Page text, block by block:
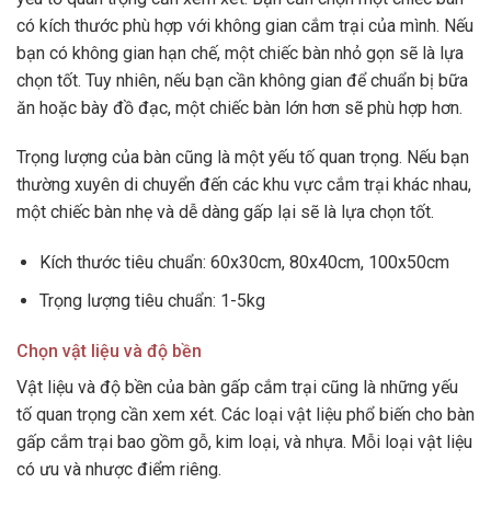
có kích thước phù hợp với không gian cắm trại của mình. Nếu
bạn có không gian hạn chế, một chiếc bàn nhỏ gọn sẽ là lựa
chọn tốt. Tuy nhiên, nếu bạn cần không gian để chuẩn bị bữa
ăn hoặc bày đồ đạc, một chiếc bàn lớn hơn sẽ phù hợp hơn.
Trọng lượng của bàn cũng là một yếu tố quan trọng. Nếu bạn
thường xuyên di chuyển đến các khu vực cắm trại khác nhau,
một chiếc bàn nhẹ và dễ dàng gấp lại sẽ là lựa chọn tốt.
Kích thước tiêu chuẩn: 60x30cm, 80x40cm, 100x50cm
Trọng lượng tiêu chuẩn: 1-5kg
Chọn vật liệu và độ bền
Vật liệu và độ bền của bàn gấp cắm trại cũng là những yếu
tố quan trọng cần xem xét. Các loại vật liệu phổ biến cho bàn
gấp cắm trại bao gồm gỗ, kim loại, và nhựa. Mỗi loại vật liệu
có ưu và nhược điểm riêng.